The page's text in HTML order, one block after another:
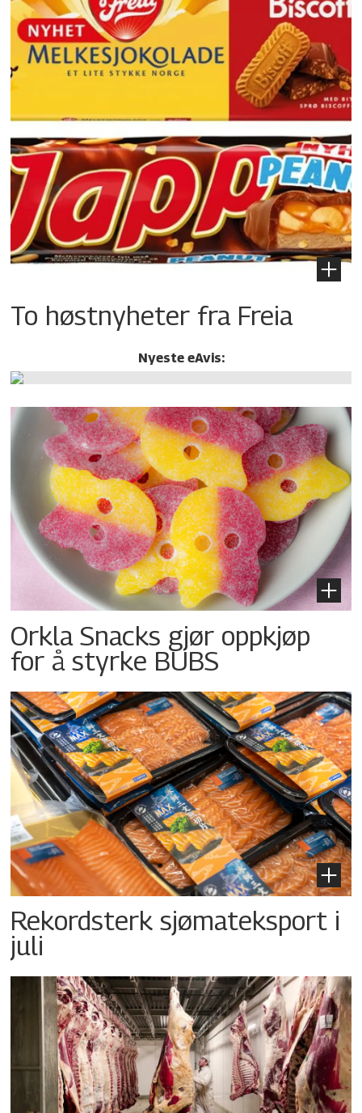
To høstnyheter fra Freia
Nyeste eAvis:
Orkla Snacks gjør oppkjøp
for å styrke BUBS
Rekordsterk sjømateksport i
juli